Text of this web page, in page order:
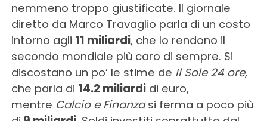
nemmeno troppo giustificate. Il giornale
diretto da Marco Travaglio parla di un costo
intorno agli 11 miliardi, che lo rendono il
secondo mondiale più caro di sempre. Si
discostano un po’ le stime de Il Sole 24 ore,
che parla di 14.2 miliardidi euro,
mentre Calcio e Finanzasi ferma a poco più